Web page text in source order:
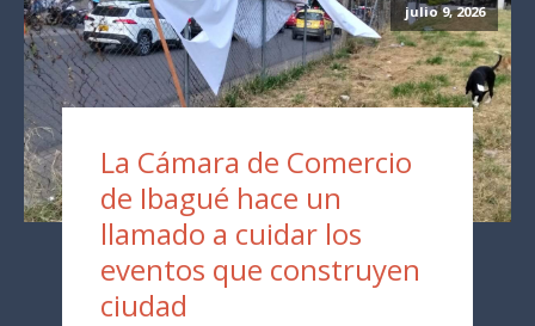
julio 9, 2026
La Cámara de Comercio
de Ibagué hace un
llamado a cuidar los
eventos que construyen
ciudad